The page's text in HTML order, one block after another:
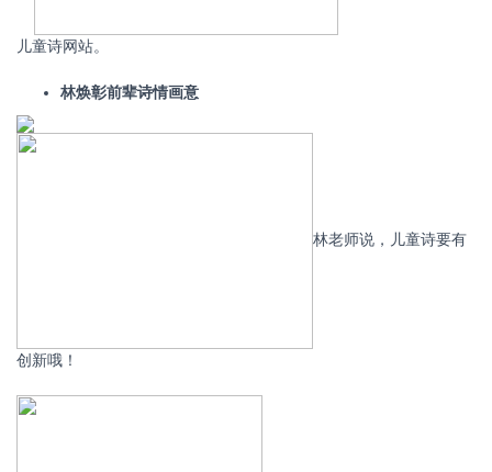
儿童诗网站。
林焕彰前辈诗情画意
林老师说，儿童诗要有
创新哦！